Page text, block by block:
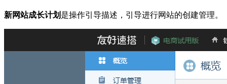
新网站成长计划 是操作引导描述，引导进行网站的创建管理。